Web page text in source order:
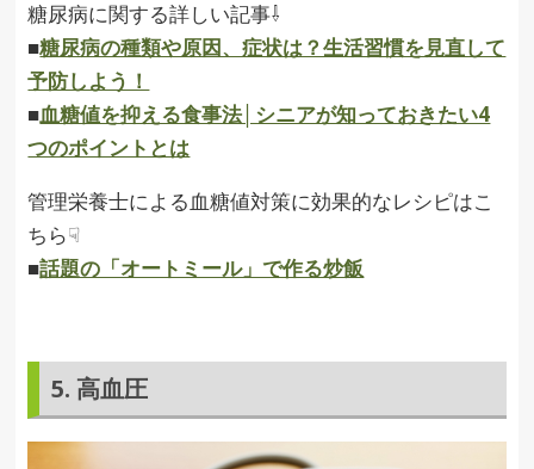
糖尿病に関する詳しい記事⇩
■糖尿病の種類や原因、症状は？生活習慣を見直して
予防しよう！
■血糖値を抑える食事法│シニアが知っておきたい4
つのポイントとは
管理栄養士による血糖値対策に効果的なレシピはこ
ちら☟
■話題の「オートミール」で作る炒飯
5. 高血圧